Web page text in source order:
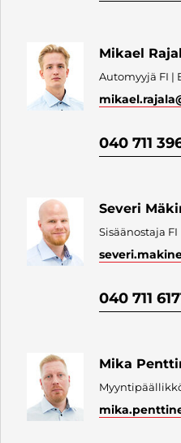
Mikael
Automyyjä FI |
mikael.rajala
040 711
Severi
Sisäänostaja FI
040 711
Mika